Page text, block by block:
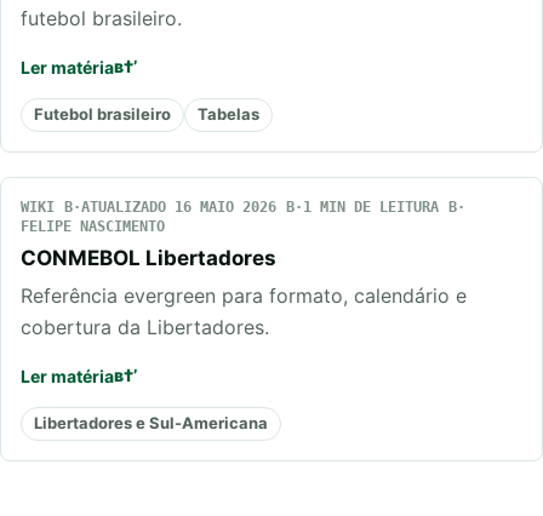
futebol brasileiro.
Ler matéria
Futebol brasileiro Tabelas
WIKI ATUALIZADO 16 MAIO 2026
1 MIN DE LEITURA
FELIPE NASCIMENTO
CONMEBOL Libertadores
Referência evergreen para formato, calendário e
cobertura da Libertadores.
Ler matéria
Libertadores e Sul-Americana